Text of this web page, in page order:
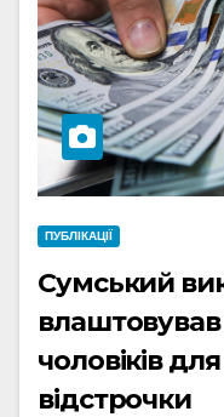
ПУБЛІКАЦІЇ
Сумський
чоловіків
відстрочки